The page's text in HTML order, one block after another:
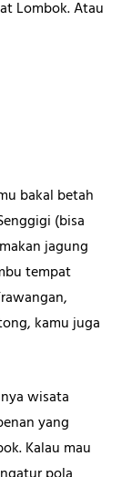
Lombok. Atau
bakal betah
(bisa
jagung
tempat
kamu juga
wisata
yang
Kalau mau